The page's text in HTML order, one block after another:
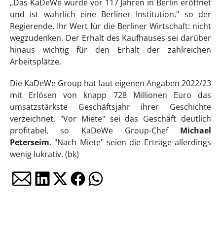
„Das KaDeWe wurde vor 117 Jahren in Berlin eröffnet
und ist wahrlich eine Berliner Institution," so der
Regierende. Ihr Wert für die Berliner Wirtschaft: nicht
wegzudenken. Der Erhalt des Kaufhauses sei darüber
hinaus wichtig für den Erhalt der zahlreichen
Arbeitsplätze.
Die KaDeWe Group hat laut eigenen Angaben 2022/23
mit Erlösen von knapp 728 Millionen Euro das
umsatzstärkste Geschäftsjahr ihrer Geschichte
verzeichnet. "Vor Miete" sei das Geschäft deutlich
profitabel, so KaDeWe Group-Chef Michael
Peterseim. "Nach Miete" seien die Erträge allerdings
wenig lukrativ. (bk)